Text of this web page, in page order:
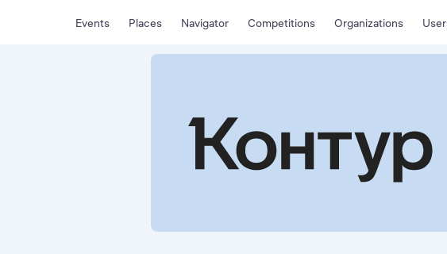
Events Places Navigator Competitions Organizations